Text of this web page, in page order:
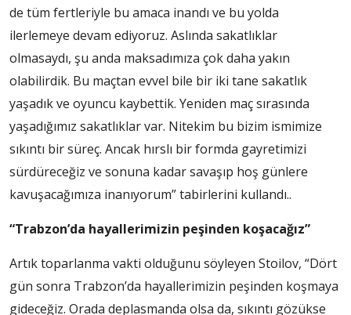
de tüm fertleriyle bu amaca inandı ve bu yolda
ilerlemeye devam ediyoruz. Aslında sakatlıklar
olmasaydı, şu anda maksadımıza çok daha yakın
olabilirdik. Bu maçtan evvel bile bir iki tane sakatlık
yaşadık ve oyuncu kaybettik. Yeniden maç sırasında
yaşadığımız sakatlıklar var. Nitekim bu bizim ismimize
sıkıntı bir süreç. Ancak hırslı bir formda gayretimizi
sürdüreceğiz ve sonuna kadar savaşıp hoş günlere
kavuşacağımıza inanıyorum” tabirlerini kullandı..
“Trabzon’da hayallerimizin peşinden koşacağız”
Artık toparlanma vakti olduğunu söyleyen Stoilov, “Dört
gün sonra Trabzon’da hayallerimizin peşinden koşmaya
gideceğiz. Orada deplasmanda olsa da, sıkıntı gözükse